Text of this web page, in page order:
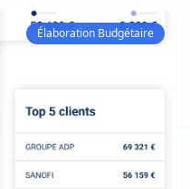
Élaboration Budgétaire